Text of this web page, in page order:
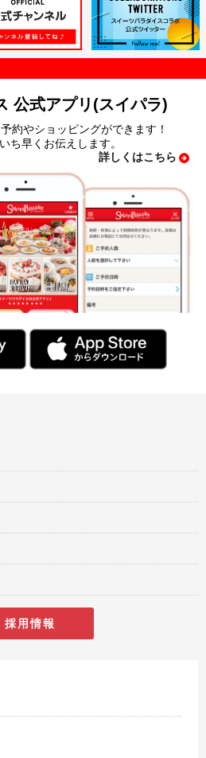
公式アプリ(スイパラ)
約やショッピングができます！
ち早くお伝えします。
詳しくはこちら
採用情報